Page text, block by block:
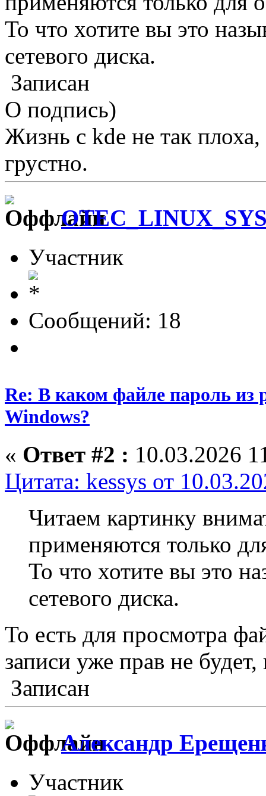
То что хотите вы это
сетевого диска.
Записан
О подпись)
Жизнь с kde не так
грустно.
Участник
Сообщений: 18
Re: В каком файле пароль из
Windows?
« Ответ #2 : 10.03.2026
Цитата: kessys от
Читаем картинку
применяются только
То что хотите вы это
сетевого диска.
То есть для просмотра
записи уже прав не будет,
Записан
Александр
Участник